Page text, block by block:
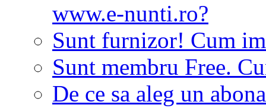
www.e-nunti.ro?
Sunt furnizor! Cum
Sunt membru Free.
De ce sa aleg un